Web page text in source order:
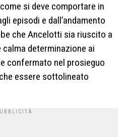
si deve comportare in
episodi e dall’andamento
che Ancelotti sia riuscito a
determinazione ai
confermato nel prosieguo
essere sottolineato